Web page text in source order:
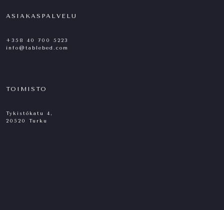
ASIAKASPALVELU
+358 40 700 5223
info@tablebed.com
TOIMISTO
Tykistökatu 4,
20520 Turku